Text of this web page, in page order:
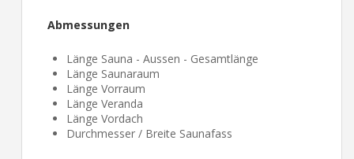
Abmessungen
Länge Sauna - Aussen - Gesamtlänge
Länge Saunaraum
Länge Vorraum
Länge Veranda
Länge Vordach
Durchmesser / Breite Saunafass